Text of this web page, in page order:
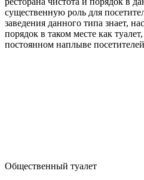
существенную роль для
заведения данного типа знает,
порядок в таком месте как
постоянном наплыве
Общественный туалет